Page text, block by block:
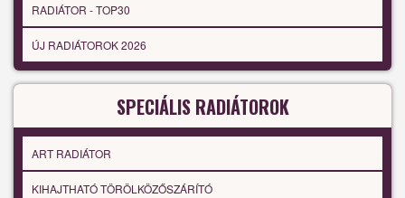
RADIÁTOR - TOP30
ÚJ RADIÁTOROK 2026
SPECIÁLIS RADIÁTOROK
ART RADIÁTOR
KIHAJTHATÓ TÖRÖLKÖZŐSZÁRÍTÓ